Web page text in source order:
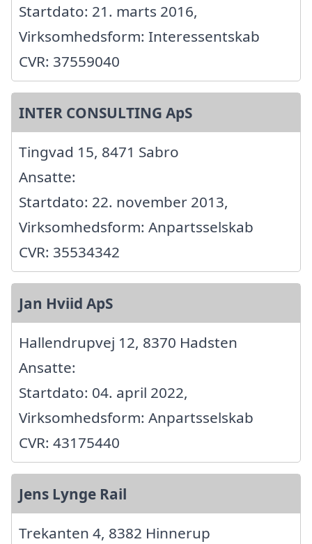
Startdato: 21. marts 2016,
Virksomhedsform: Interessentskab
CVR: 37559040
INTER CONSULTING ApS
Tingvad 15, 8471 Sabro
Ansatte:
Startdato: 22. november 2013,
Virksomhedsform: Anpartsselskab
CVR: 35534342
Jan Hviid ApS
Hallendrupvej 12, 8370 Hadsten
Ansatte:
Startdato: 04. april 2022,
Virksomhedsform: Anpartsselskab
CVR: 43175440
Jens Lynge Rail
Trekanten 4, 8382 Hinnerup